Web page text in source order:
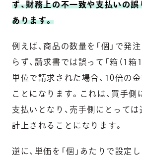
ず、財務上の不一致や支払いの
あります。
例えば、商品の数量を「個」で発
らず、請求書では誤って「箱（1箱
単位で請求された場合、10倍の
ことになります。これは、買手側
支払いとなり、売手側にとって
計上されることになります。
逆に、単価を「個」あたりで設定